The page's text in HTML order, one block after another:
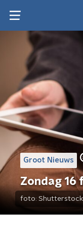
Groot Nieuws
Zondag 16
foto: Shutterstock